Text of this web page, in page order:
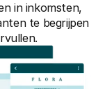
in inkomsten,
te begrijpen